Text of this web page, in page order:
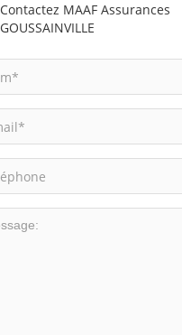
Contactez MAAF Assurances
GOUSSAINVILLE